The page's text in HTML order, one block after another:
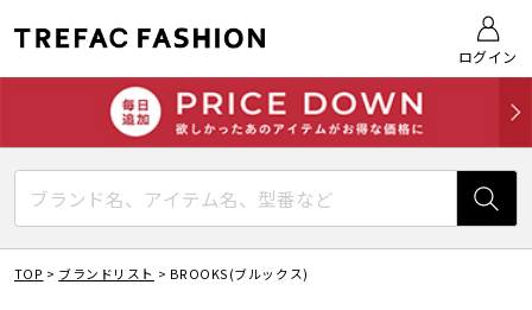
ログイン
TOP > ブランドリスト > BROOKS(ブルックス)